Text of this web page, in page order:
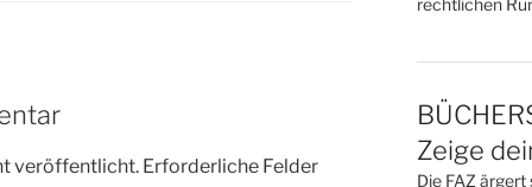
veröffentlicht. Erforderliche Felder
Zeige
Die FAZ